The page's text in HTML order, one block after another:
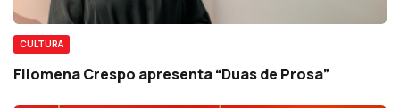
CULTURA
Filomena Crespo apresenta “Duas de Prosa”